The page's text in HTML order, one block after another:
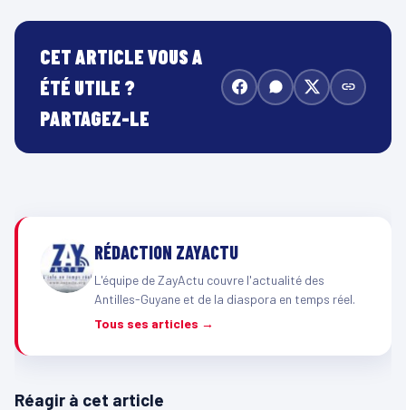
CET ARTICLE VOUS A
ÉTÉ UTILE ?
PARTAGEZ-LE
RÉDACTION ZAYACTU
L'équipe de ZayActu couvre l'actualité des
Antilles-Guyane et de la diaspora en temps réel.
Tous ses articles →
Réagir à cet article